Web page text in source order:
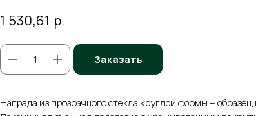
1 530,61 р.
Заказать
Награда из прозрачного стекла круглой формы – образец